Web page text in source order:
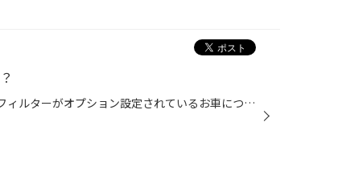
みなさんこんにちは!! 今日はエアコンフィルターがオプション設定されているお車について お話します(*^^*) エアコンフィルターは必ず付いていると思っている方も多いと思いますが 付いていないお車や、オプション設定で後付できる車もあるんです♪♪ 今日はその一部を紹介します＼(＾▽＾)／ お車【ラ...